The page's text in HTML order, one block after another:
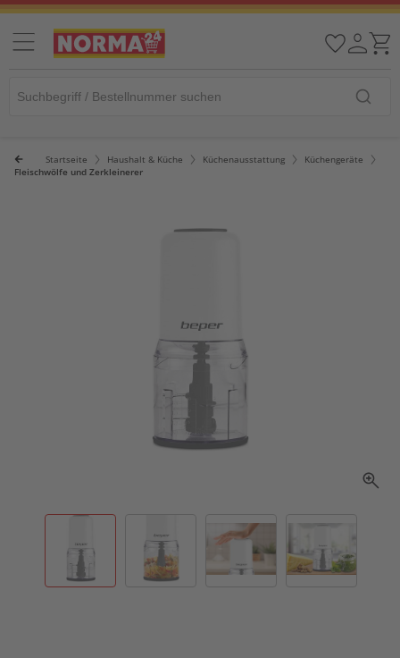
Startseite Haushalt & Küche Küchenausstattung
Küchengeräte
Fleischwölfe und Zerkleinerer